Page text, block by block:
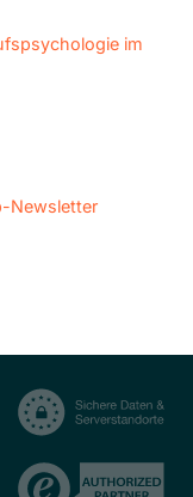
im
Newsletter